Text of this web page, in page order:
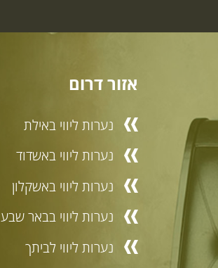
אזור דרום
נערות ליווי באילת
נערות ליווי באשדוד
נערות ליווי באשקלון
נערות ליווי בבאר שבע
נערות ליווי לביתך